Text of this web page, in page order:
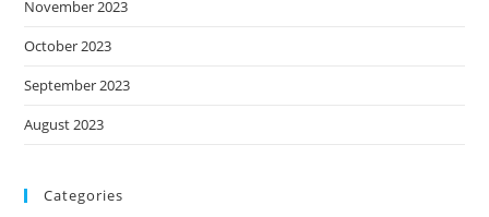
November 2023
October 2023
September 2023
August 2023
Categories